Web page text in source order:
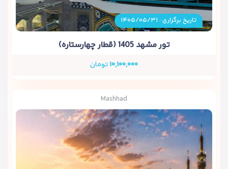
تاریخ برگزاری : ۱۴۰۵/۰۵/۳۱
تور مشهد 1405 (قطار چهارستاره)
۱۰,۱۰۰,۰۰۰تومان
Mashhad